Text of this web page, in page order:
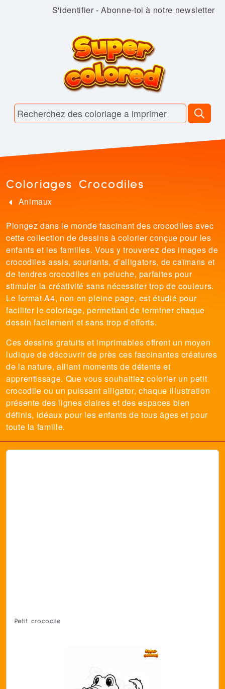
S'identifier -Abonne-toi à notre newsletter
Coloriages Crocodiles
Animaux
Plongez dans le monde fascinant des crocodiles avec
cette collection de dessins à colorier conçue pour les
enfants et les familles. Vous y trouverez des images de
crocodiles assis, souriants, d’alligators, de caïmans et
de tendres crocodiles en peluche, parfaites pour
stimuler la créativité sans nécessiter trop de couleurs.
Le format A4, non en pleine page, est étudié pour
faciliter le coloriage, permettant de terminer chaque
dessin facilement et sans trop d’efforts.
Ces dessins gratuits et imprimables offrent un moyen
ludique de découvrir de près ces fascinantes créatures
de la nature, alliant moments de détente et
apprentissage. Que vous souhaitiez colorier un petit
crocodile ou un puissant alligator, chaque illustration
présente des lignes claires et des espaces bien
définis, idéaux pour les enfants de tous âges et pour
toute la famille.
Petit crocodile